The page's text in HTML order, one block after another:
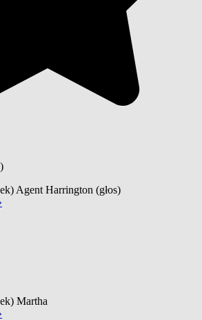
Agent Harrington (głos)
Martha